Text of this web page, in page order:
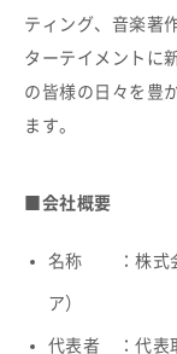
ティング、音楽著
ターテイメントに
の皆様の日々を豊
ます。
■会社概要
名称 ：株式会
ア）
代表者 ：代